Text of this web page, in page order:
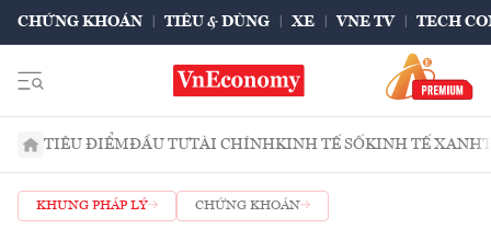
CHỨNG KHOÁN TIÊU & DÙNG XE VNE TV TECH
TIÊU ĐIỂMĐẦU TƯTÀI CHÍNHKINH TẾ SỐKINH TẾ XANH
KHUNG PHÁP LÝ CHỨNG KHOÁN